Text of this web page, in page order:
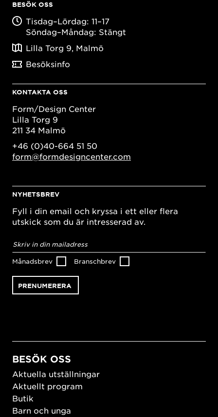
BESÖK OSS
Tisdag–Lördag: 11–17
Söndag–Måndag: Stängt
Lilla Torg 9, Malmö
Besöksinfo
KONTAKTA OSS
Form/Design Center
Lilla Torg 9
211 34 Malmö
+46 (0)40-664 51 50
form@formdesigncenter.com
NYHETSBREV
Fyll i din email och kryssa i ett eller flera
utskick som du är intresserad av.
postadress*
Månadsbrev Branschbrev
BESÖK OSS
Aktuella utställningar
Aktuellt program
Butik
Barn och unga